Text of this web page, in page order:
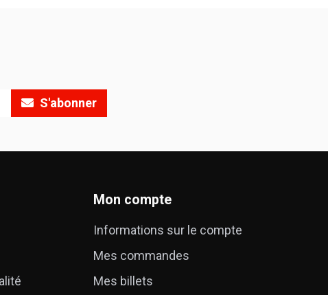
S'abonner
Mon compte
Informations sur le compte
Mes commandes
Mes billets